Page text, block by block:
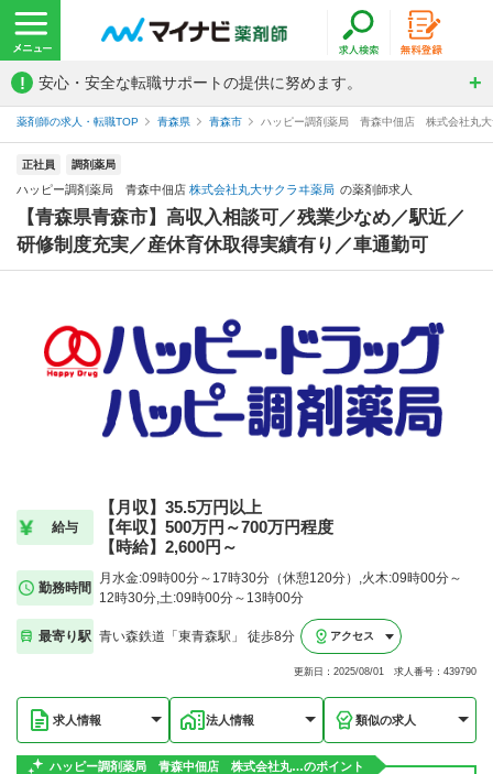
! 安心・安全な転職サポートの提供に努めます。
薬剤師の求人・転職TOP 青森県 青森市 ハッピー調剤薬局 青森中佃店 株式会社丸大
正社員 調剤薬局
ハッピー調剤薬局 青森中佃店 株式会社丸大サクラヰ薬局 の薬剤師求人
【青森県青森市】高収入相談可／残業少なめ／駅近／
研修制度充実／産休育休取得実績有り／車通勤可
給与
【月収】35.5万円以上
【年収】500万円～700万円程度
【時給】2,600円～
勤務時間
月水金:09時00分～17時30分（休憩120分）,火木:09時00分～
12時30分,土:09時00分～13時00分
最寄り駅 青い森鉄道「東青森駅」 徒歩8分 アクセス
更新日：2025/08/01 求人番号：439790
求人情報 法人情報 類似の求人
ハッピー調剤薬局 青森中佃店 株式会社丸…のポイント